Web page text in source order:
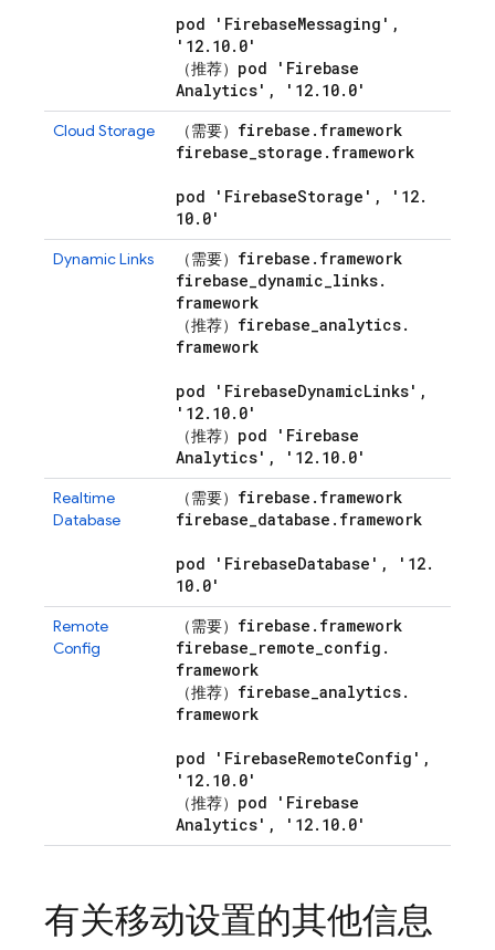
pod 'FirebaseMessaging' ,
'12. 10. 0'
（推荐） pod 'Firebase
Analytics' , '12. 10. 0'
Cloud Storage （需要） firebase . framework
firebase_storage . framework
pod 'FirebaseStorage' , '12.
10. 0'
Dynamic Links （需要） firebase . framework
firebase_dynamic_links.
framework
（推荐） firebase_analytics.
framework
pod 'FirebaseDynamicLinks' ,
'12. 10. 0'
（推荐） pod 'Firebase
Analytics' , '12. 10. 0'
Realtime
Database
（需要） firebase . framework
firebase_database . framework
pod 'FirebaseDatabase' , '12.
10. 0'
Remote
Config
（需要） firebase . framework
firebase_remote_config .
framework
（推荐） firebase_analytics.
framework
pod 'FirebaseRemoteConfig' ,
'12. 10. 0'
（推荐） pod 'Firebase
Analytics' , '12. 10. 0'
有关移动设置的其他信息